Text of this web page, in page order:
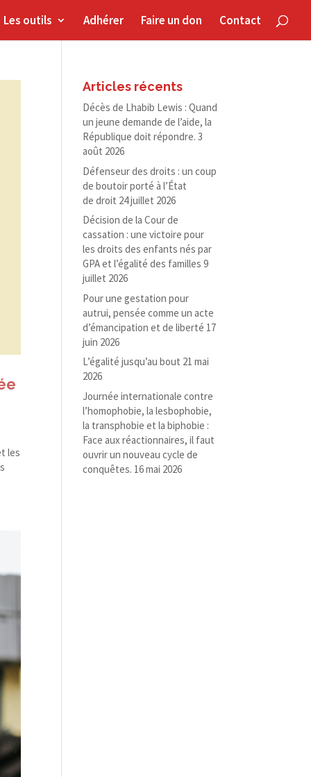
Les outils Adhérer Faire un don Contact
les
Articles récents
Décès de Lhabib Lewis : Quand
un jeune demande de l’aide, la
République doit répondre. 3
août 2026
Défenseur des droits : un coup
de boutoir porté à l’État
de droit 24 juillet 2026
Décision de la Cour de
cassation : une victoire pour
les droits des enfants nés par
GPA et l’égalité des familles 9
juillet 2026
Pour une gestation pour
autrui, pensée comme un acte
d’émancipation et de liberté 17
juin 2026
L’égalité jusqu’au bout 21 mai
2026
Journée internationale contre
l’homophobie, la lesbophobie,
la transphobie et la biphobie :
Face aux réactionnaires, il faut
ouvrir un nouveau cycle de
conquêtes. 16 mai 2026